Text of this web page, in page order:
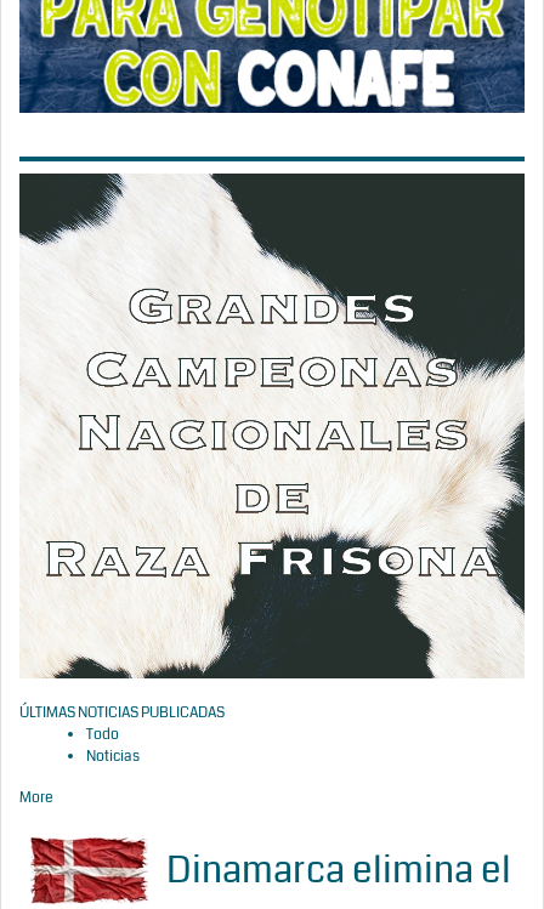
ÚLTIMAS NOTICIAS PUBLICADAS
Todo
Noticias
More
Dinamarca elimina el